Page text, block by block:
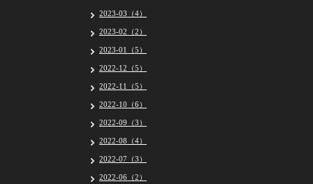
2023-03（4）
2023-02（2）
2023-01（5）
2022-12（5）
2022-11（5）
2022-10（6）
2022-09（3）
2022-08（4）
2022-07（3）
2022-06（2）